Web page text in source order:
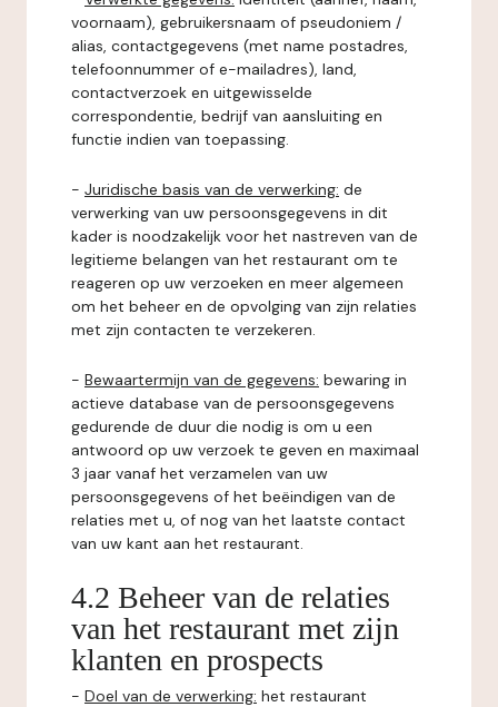
voornaam), gebruikersnaam of pseudoniem /
alias, contactgegevens (met name postadres,
telefoonnummer of e-mailadres), land,
contactverzoek en uitgewisselde
correspondentie, bedrijf van aansluiting en
functie indien van toepassing.
- Juridische basis van de verwerking: de
verwerking van uw persoonsgegevens in dit
kader is noodzakelijk voor het nastreven van de
legitieme belangen van het restaurant om te
reageren op uw verzoeken en meer algemeen
om het beheer en de opvolging van zijn relaties
met zijn contacten te verzekeren.
- Bewaartermijn van de gegevens: bewaring in
actieve database van de persoonsgegevens
gedurende de duur die nodig is om u een
antwoord op uw verzoek te geven en maximaal
3 jaar vanaf het verzamelen van uw
persoonsgegevens of het beëindigen van de
relaties met u, of nog van het laatste contact
van uw kant aan het restaurant.
4.2 Beheer van de relaties
van het restaurant met zijn
klanten en prospects
- Doel van de verwerking: het restaurant